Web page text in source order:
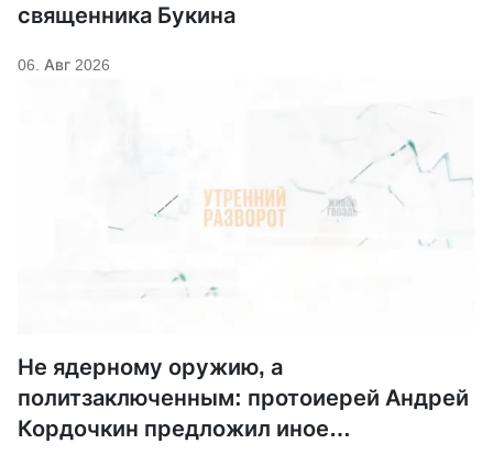
священника Букина
06. Авг 2026
Не ядерному оружию, а
политзаключенным: протоиерей Андрей
Кордочкин предложил иное